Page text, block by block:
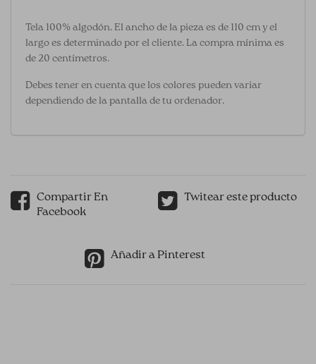
Tela 100% algodón. El ancho de la pieza es de 110 cm y el
largo es determinado por el cliente. La compra mínima es
de 20 centímetros.
Debes tener en cuenta que los colores pueden variar
dependiendo de la pantalla de tu ordenador.
Compartir En
Facebook
Twitear este producto
Añadir a Pinterest